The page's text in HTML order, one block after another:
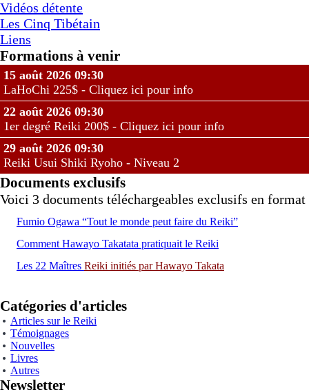
Vidéos détente
Les Cinq Tibétain
Liens
Formations à venir
15 août 2026 09:30
LaHoChi 225$ - Cliquez ici pour info
22 août 2026 09:30
1er degré Reiki 200$ - Cliquez ici pour info
29 août 2026 09:30
Reiki Usui Shiki Ryoho - Niveau 2
Documents exclusifs
Voici 3 documents téléchargeables exclusifs en
Fumio Ogawa “Tout le monde peut faire du Reiki”
Comment Hawayo Takatata pratiquait le Reiki
Les 22 Maîtres Reiki initiés par Hawayo Takata
Catégories d'articles
Articles sur le Reiki
Témoignages
Nouvelles
Livres
Autres
Newsletter